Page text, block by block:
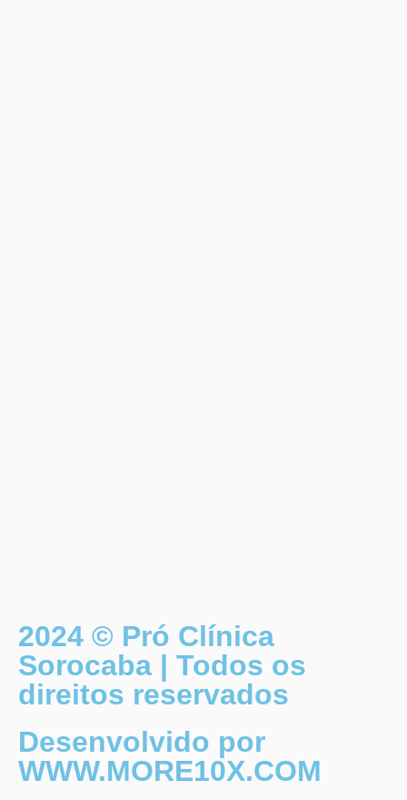
2024 © Pró Clínica
Sorocaba | Todos os
direitos reservados
Desenvolvido por
WWW.MORE10X.COM